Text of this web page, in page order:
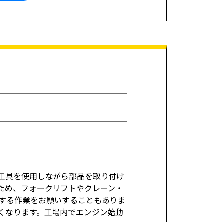
具を使用しながら部品を取り付け
、フォークリフトやクレーン・
る作業をお願いすることもありま
なります。工場内でエンジン始動